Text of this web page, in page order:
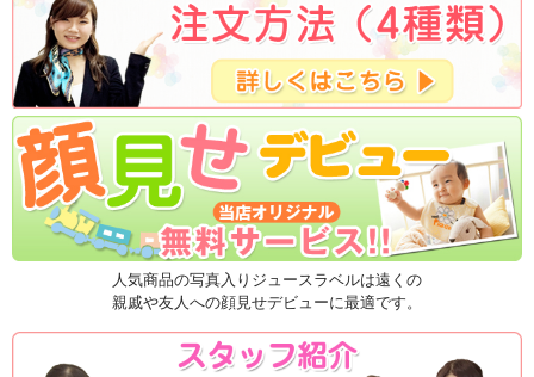
人気商品の写真入りジュースラベルは遠くの
親戚や友人への顔見せデビューに最適です。